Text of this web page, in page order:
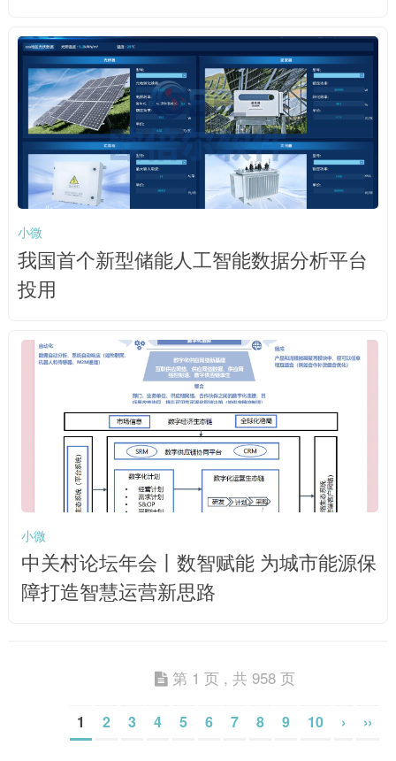
小微
我国首个新型储能人工智能数据分析平台
投用
小微
中关村论坛年会丨数智赋能 为城市能源保
障打造智慧运营新思路
第 1 页 , 共 958 页
1 2 3 4 5 6 7 8 9 10 › ››